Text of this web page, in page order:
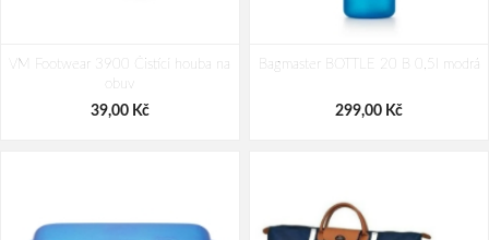
Lemon Dots 15 L
155,00 Kč
French Blue 15 L
VM Footwear 3900 Čistící houba na
obuv
39,00 Kč
Bagmaster BOTTLE 20 B 0,5l modrá
299,00 Kč